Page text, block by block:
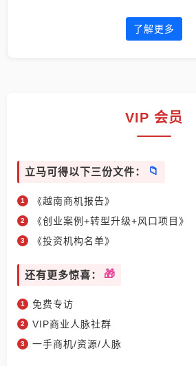
了解更多
VIP 会员
立马可得以下三份文件：
《越南商机报告》
《创业案例+转型升级+风口项目》
《投资机构名单》
还有更多惊喜：
免费专访
VIP商业人脉社群
一手商机/资源/人脉